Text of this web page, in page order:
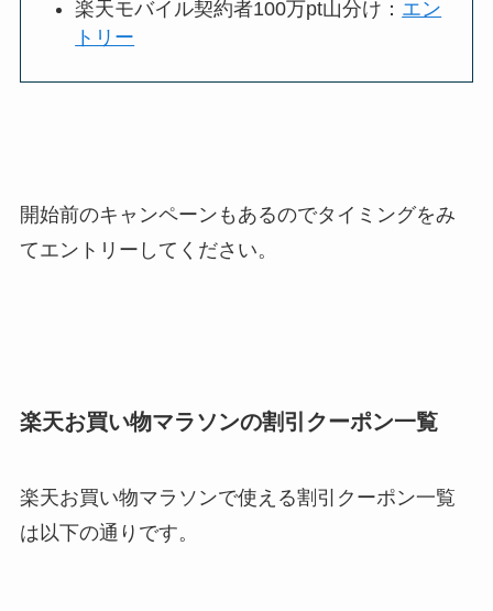
楽天モバイル契約者100万pt山分け： エン
トリー
開始前のキャンペーンもあるのでタイミングをみ
てエントリーしてください。
楽天お買い物マラソンの割引クーポン一覧
楽天お買い物マラソンで使える割引クーポン一覧
は以下の通りです。